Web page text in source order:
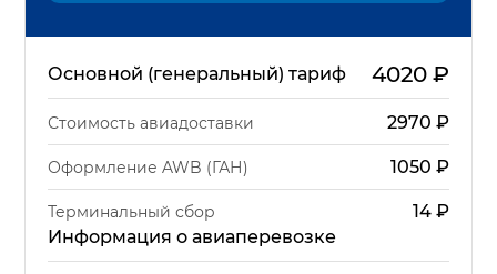
Основной (генеральный) тариф 4020₽
Стоимость авиадоставки 2970 ₽
Оформление AWB (ГАН) 1050 ₽
Терминальный сбор 14₽
Информация о авиаперевозке